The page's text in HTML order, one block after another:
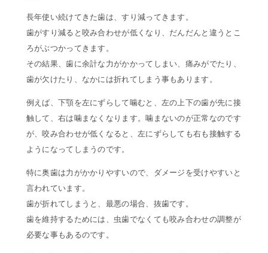
長年使い続けてきた歯は、すり減ってきます。
歯がすり減ると咬み合わせが低くなり、だんだんと違うとこ
ろがぶつかってきます。
その結果、歯に余計な力がかかってしまい、痛みがでたり、
歯が欠けたり、なかには折れてしまう事もあります。
例えば、下顎を左にずらして噛むと、左の上下の歯が先に接
触して、右は噛まなくなります。噛まないのが正常なのです
が、咬み合わせが低くなると、左にずらしても右も接触する
ようになってしまうのです。
特に奥歯は力がかかりやすいので、ダメージを受けやすいと
言われています。
歯が折れてしまうと、最悪の場合、抜歯です。
歯を維持するためには、虫歯でなくても咬み合わせの調整が
必要な事もあるのです。